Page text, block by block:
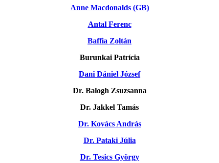
Anne Macdonalds (GB)
Antal Ferenc
Baffia Zoltán
Burunkai Patrícia
Dani Dániel József
Dr. Balogh Zsuzsanna
Dr. Jakkel Tamás
Dr. Kovács András
Dr. Pataki Júlia
Dr. Tesics György